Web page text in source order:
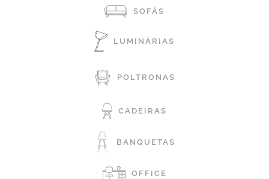
SOFÁS
LUMINÁRIAS
POLTRONAS
CADEIRAS
BANQUETAS
OFFICE